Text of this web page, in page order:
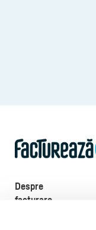
Despre
facturare